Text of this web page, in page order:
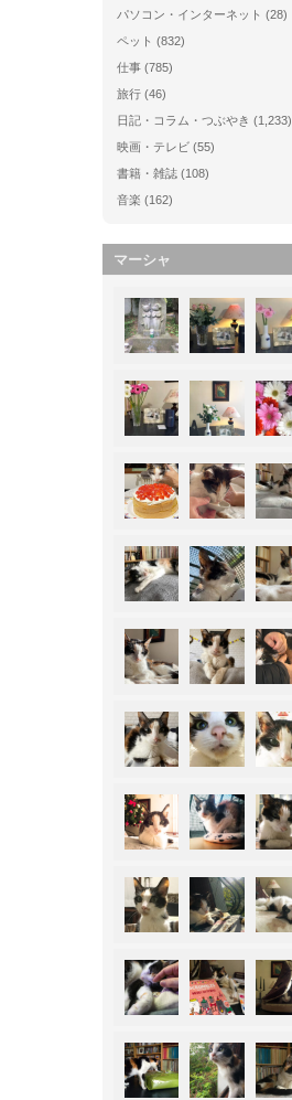
パソコン・インターネット (28)
ペット (832)
仕事 (785)
旅行 (46)
日記・コラム・つぶやき (1,233)
映画・テレビ (55)
書籍・雑誌 (108)
音楽 (162)
マーシャ